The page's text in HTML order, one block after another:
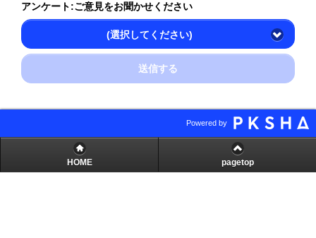
アンケート:ご意見をお聞かせください
(選択してください)
送信する
Powered by
HOME pagetop